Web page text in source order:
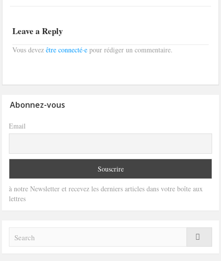
Leave a Reply
Vous devezêtre connecté·e pour rédiger un commentaire.
Abonnez-vous
Email
à notre Newsletter et recevez les derniers articles dans votre boîte aux
lettres